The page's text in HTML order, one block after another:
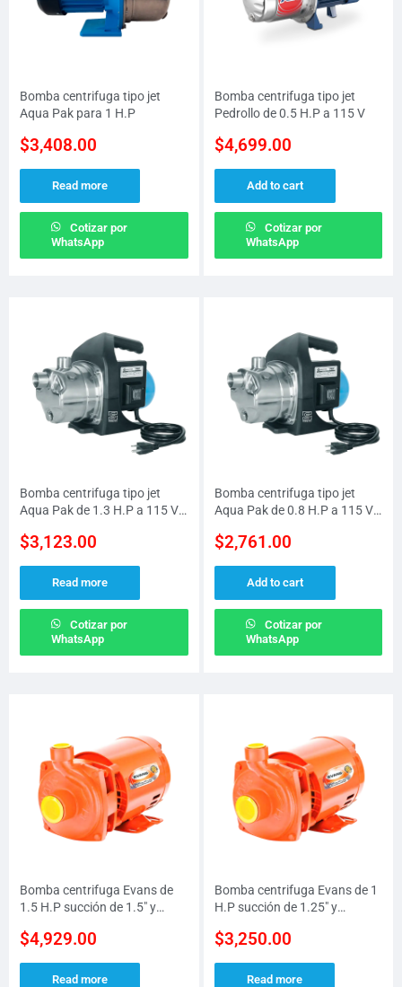
Bomba centrifuga tipo jet
Aqua Pak para 1 H.P
$3,408.00
Read more
Cotizar por
WhatsApp
Bomba centrifuga tipo jet
Pedrollo de 0.5 H.P a 115 V
$4,699.00
Add to cart
Cotizar por
WhatsApp
Bomba centrifuga tipo jet
Aqua Pak de 1.3 H.P a 115 V
$3,123.00
Read more
Cotizar por
WhatsApp
Bomba centrifuga tipo jet
Aqua Pak de 0.8 H.P a 115 V
$2,761.00
Add to cart
Cotizar por
WhatsApp
Bomba centrifuga Evans de
1.5 H.P succión de 1.5″ y
127/220V presión MAX 33 M
$4,929.00
Read more
Bomba centrifuga Evans de 1
H.P succión de 1.25″ y
presión MAX 30 M
$3,250.00
Read more